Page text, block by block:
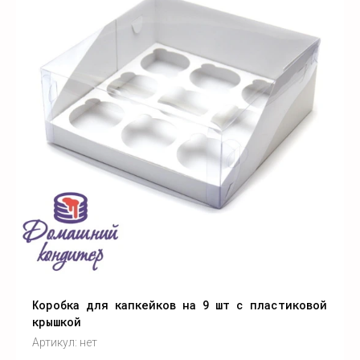
Коробка для капкейков на 9 шт с пластиковой
крышкой
Артикул: нет